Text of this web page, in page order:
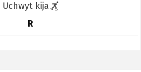
Uchwyt kija
R